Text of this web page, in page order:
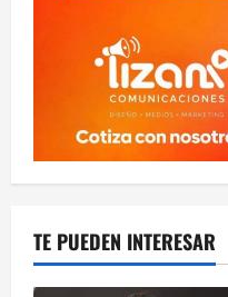
TE PUEDEN INTERESAR